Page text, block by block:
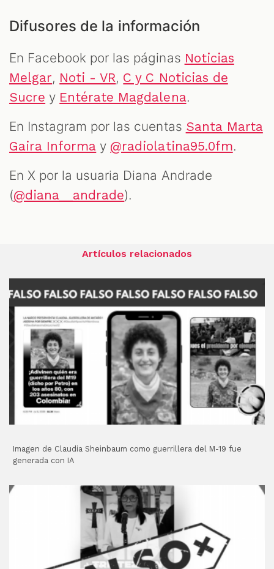
Difusores de la información
En Facebook por las páginas Noticias
Melgar, Noti - VR, C y C Noticias de
Sucre y Entérate Magdalena.
En Instagram por las cuentas Santa Marta
Gaira Informa y @radiolatina95.0fm.
En X por la usuaria Diana Andrade
(@diana__andrade).
Artículos relacionados
Imagen de Claudia Sheinbaum como guerrillera del M-19 fue
generada con IA